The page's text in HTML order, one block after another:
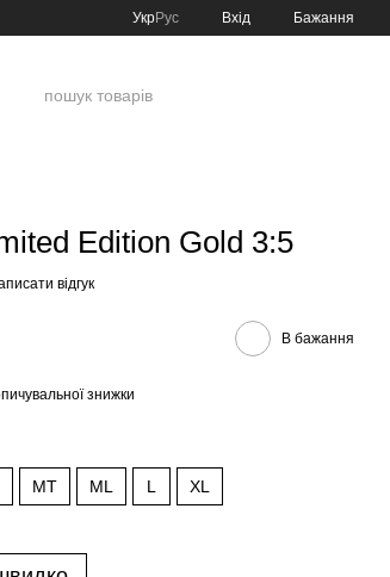
УкрРус Вхід Бажання
Edition Gold 3:5
відгук
В бажання
знижки
MT ML L XL